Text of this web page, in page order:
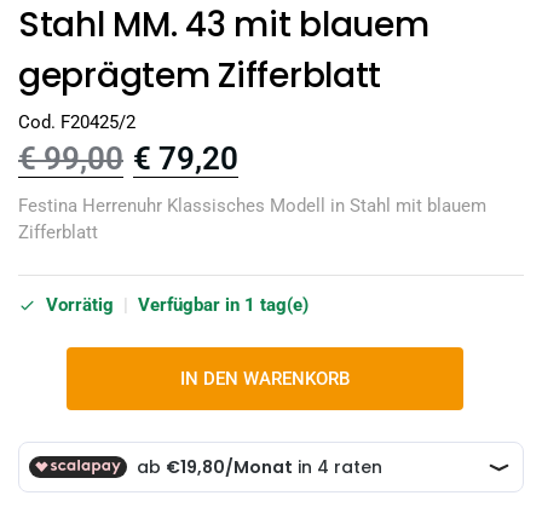
Stahl MM. 43 mit blauem
geprägtem Zifferblatt
Cod. F20425/2
€99,00 € 79,20
Festina Herrenuhr Klassisches Modell in Stahl mit blauem
Zifferblatt
Vorrätig Verfügbar in 1 tag(e)
IN DEN WARENKORB